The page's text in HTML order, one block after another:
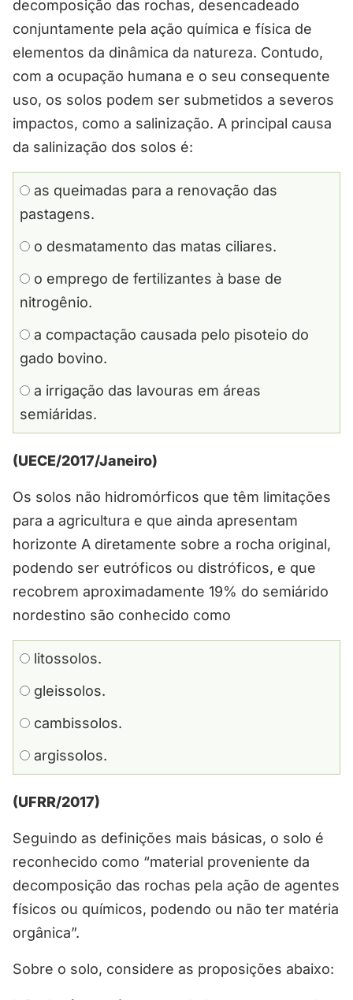
decomposição das rochas, desencadeado
conjuntamente pela ação química e física de
elementos da dinâmica da natureza. Contudo,
com a ocupação humana e o seu consequente
uso, os solos podem ser submetidos a severos
impactos, como a salinização. A principal causa
da salinização dos solos é:
as queimadas para a renovação das
pastagens.
o desmatamento das matas ciliares.
o emprego de fertilizantes à base de
nitrogênio.
a compactação causada pelo pisoteio do
gado bovino.
a irrigação das lavouras em áreas
semiáridas.
(UECE/2017/Janeiro)
Os solos não hidromórficos que têm limitações
para a agricultura e que ainda apresentam
horizonte A diretamente sobre a rocha original,
podendo ser eutróficos ou distróficos, e que
recobrem aproximadamente 19% do semiárido
nordestino são conhecido como
litossolos.
gleissolos.
cambissolos.
argissolos.
(UFRR/2017)
Seguindo as definições mais básicas, o solo é
reconhecido como “material proveniente da
decomposição das rochas pela ação de agentes
físicos ou químicos, podendo ou não ter matéria
orgânica”.
Sobre o solo, considere as proposições abaixo: